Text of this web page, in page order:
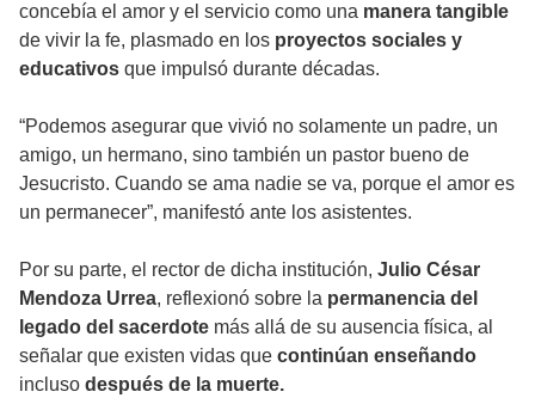
concebía el amor y el servicio como una manera tangible
de vivir la fe, plasmado en los proyectos sociales y
educativos que impulsó durante décadas.
“Podemos asegurar que vivió no solamente un padre, un
amigo, un hermano, sino también un pastor bueno de
Jesucristo. Cuando se ama nadie se va, porque el amor es
un permanecer”, manifestó ante los asistentes.
Por su parte, el rector de dicha institución, Julio César
Mendoza Urrea, reflexionó sobre la permanencia del
legado del sacerdote más allá de su ausencia física, al
señalar que existen vidas que continúan enseñando
incluso después de la muerte.